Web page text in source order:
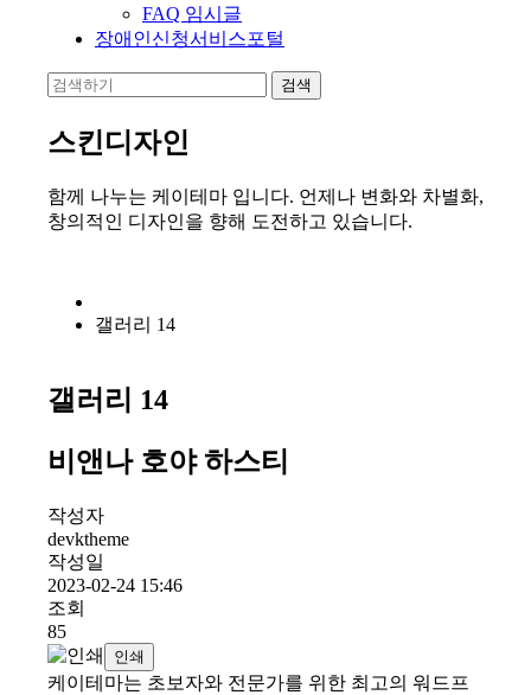
FAQ 임시글
장애인신청서비스포털
스킨디자인
함께 나누는 케이테마 입니다. 언제나 변화와 차별화,
창의적인 디자인을 향해 도전하고 있습니다.
갤러리 14
갤러리 14
비앤나 호야 하스티
작성자
devktheme
작성일
2023-02-24 15:46
조회
85
인쇄
케이테마는 초보자와 전문가를 위한 최고의 워드프